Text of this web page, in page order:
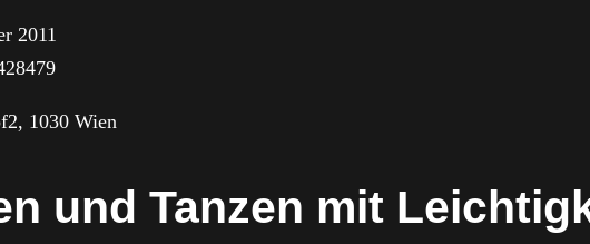
2011
1030 Wien
und Tanzen mit